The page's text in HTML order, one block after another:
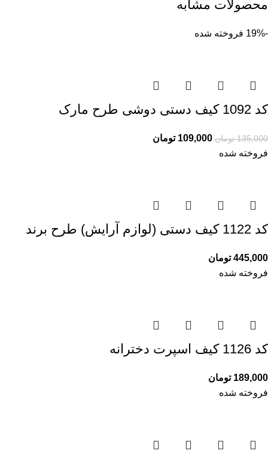
محصولات مشابه
-19% فروخته شده
کد 1092 کیف دستی دوشی طرح مارک
135,000 تومان 109,000 تومان
فروخته شده
کد 1122 کیف دستی (لوازم آرایش) طرح برند
445,000 تومان
فروخته شده
کد 1126 کیف اسپرت دخترانه
189,000 تومان
فروخته شده